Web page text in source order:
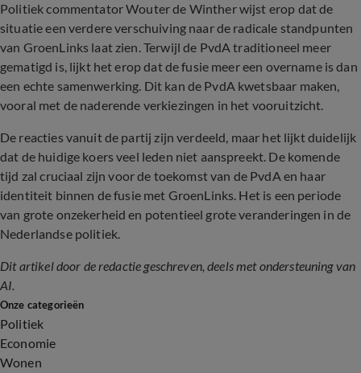
Politiek commentator Wouter de Winther wijst erop dat de
situatie een verdere verschuiving naar de radicale standpunten
van GroenLinks laat zien. Terwijl de PvdA traditioneel meer
gematigd is, lijkt het erop dat de fusie meer een overname is dan
een echte samenwerking. Dit kan de PvdA kwetsbaar maken,
vooral met de naderende verkiezingen in het vooruitzicht.
De reacties vanuit de partij zijn verdeeld, maar het lijkt duidelijk
dat de huidige koers veel leden niet aanspreekt. De komende
tijd zal cruciaal zijn voor de toekomst van de PvdA en haar
identiteit binnen de fusie met GroenLinks. Het is een periode
van grote onzekerheid en potentieel grote veranderingen in de
Nederlandse politiek.
Dit artikel door de redactie geschreven, deels met ondersteuning van
AI.
Onze categorieën
Politiek
Economie
Wonen